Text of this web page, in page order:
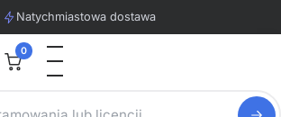
Natychmiastowa dostawa
0